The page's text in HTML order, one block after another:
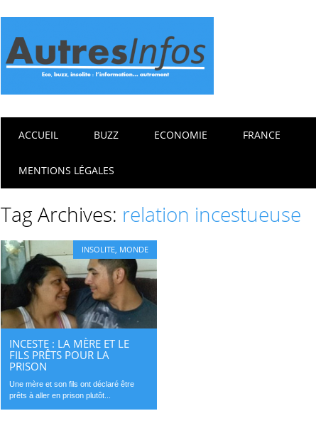
Main menu
ACCUEIL BUZZ ECONOMIE FRANCE
MENTIONS LÉGALES
Tag Archives: relation incestueuse
INSOLITE, MONDE
INCESTE : LA MÈRE ET LE
FILS PRÊTS POUR LA
PRISON
Une mère et son fils ont déclaré être
prêts à aller en prison plutôt...